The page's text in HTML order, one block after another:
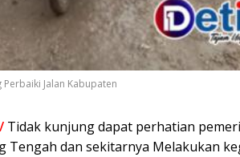
Jalan Kabupaten
Tidak kunjung dapat perhatian
Tengah dan sekitarnya Melakukan